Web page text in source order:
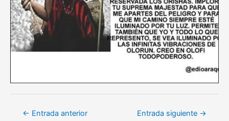
Navegación
← Entrada anterior Entrada siguiente →